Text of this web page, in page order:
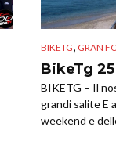
BIKETG, GRAN
BikeTg
BIKETG – Il
grandi salite E
weekend e